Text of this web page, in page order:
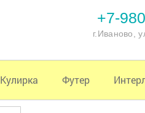
+7-
г.Иваново,
Кулирка Футер